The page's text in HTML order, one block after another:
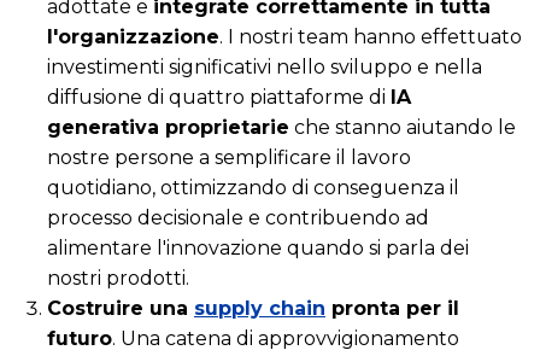
adottate e integrate correttamente in tutta
l'organizzazione. I nostri team hanno effettuato
investimenti significativi nello sviluppo e nella
diffusione di quattro piattaforme di IA
generativa proprietarie che stanno aiutando le
nostre persone a semplificare il lavoro
quotidiano, ottimizzando di conseguenza il
processo decisionale e contribuendo ad
alimentare l'innovazione quando si parla dei
nostri prodotti.
Costruire una supply chain pronta per il
futuro. Una catena di approvvigionamento